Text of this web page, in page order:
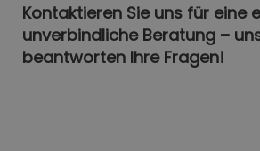
Kontaktieren Sie uns für eine
unverbindliche Beratung –
beantworten Ihre Fragen!